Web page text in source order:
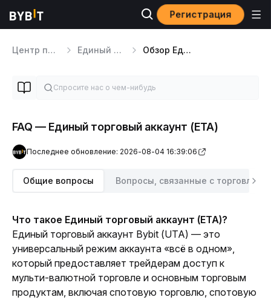
Регистрация
Центр помощи Единый торговый аккаунт Обзор Единого Торгового Аккаунта
FAQ — Единый торговый аккаунт (ЕТА)
Последнее обновление: 2026-08-04 16:39:06
Общие вопросы Вопросы, связанные с торговлей
Что такое Единый торговый аккаунт (ЕТА)?
Единый торговый аккаунт Bybit (UTA) — это
универсальный режим аккаунта «всё в одном»,
который предоставляет трейдерам доступ к
мульти-валютной торговле и основным торговым
продуктам, включая спотовую торговлю, спотовую